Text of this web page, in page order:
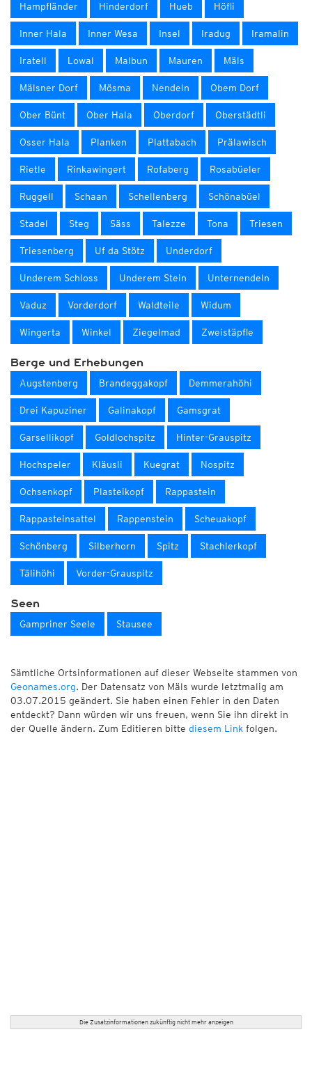
Hampfländer Hinderdorf Hueb Höfli
Inner Hala Inner Wesa Insel Iradug Iramalin
Iratell Lowal Malbun Mauren Mäls
Mälsner Dorf Mösma Nendeln Obem Dorf
Ober Bünt Ober Hala Oberdorf Oberstädtli
Osser Hala Planken Plattabach Prälawisch
Rietle Rinkawingert Rofaberg Rosabüeler
Ruggell Schaan Schellenberg Schönabüel
Stadel Steg Säss Talezze Tona Triesen
Triesenberg Uf da Stötz Underdorf
Underem Schloss Underem Stein Unternendeln
Vaduz Vorderdorf Waldteile Widum
Wingerta Winkel Ziegelmad Zweistäpfle
Berge und Erhebungen
Augstenberg Brandeggakopf Demmerahöhi
Drei Kapuziner Galinakopf Gamsgrat
Garsellikopf Goldlochspitz Hinter-Grauspitz
Hochspeler Kläusli Kuegrat Nospitz
Ochsenkopf Plasteikopf Rappastein
Rappasteinsattel Rappenstein Scheuakopf
Schönberg Silberhorn Spitz Stachlerkopf
Tälihöhi Vorder-Grauspitz
Seen
Gampriner Seele Stausee
Sämtliche Ortsinformationen auf dieser Webseite stammen von
Geonames.org. Der Datensatz von Mäls wurde letztmalig am
03.07.2015 geändert. Sie haben einen Fehler in den Daten
entdeckt? Dann würden wir uns freuen, wenn Sie ihn direkt in
der Quelle ändern. Zum Editieren bitte diesem Link folgen.
Die Zusatzinformationen zukünftig nicht mehr anzeigen